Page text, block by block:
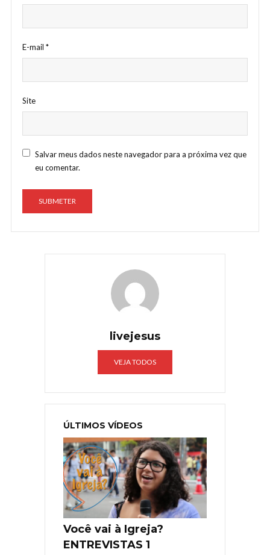
E-mail *
Site
Salvar meus dados neste navegador para a próxima vez que
eu comentar.
livejesus
VEJA TODOS
ÚLTIMOS VÍDEOS
Você vai à Igreja?
ENTREVISTAS 1